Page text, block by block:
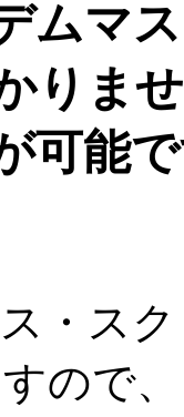
ムマ
りま
可能
・ス
ので